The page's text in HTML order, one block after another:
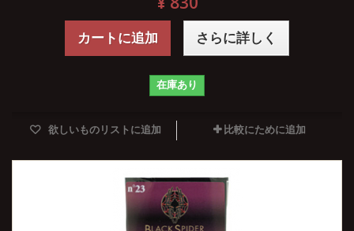
カートに追加 さらに詳しく
在庫あり
欲しいものリストに追加 比較にために追加